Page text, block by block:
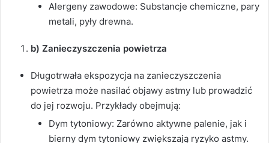
Alergeny zawodowe: Substancje chemiczne, pary
metali, pyły drewna.
b) Zanieczyszczenia powietrza
Długotrwała ekspozycja na zanieczyszczenia
powietrza może nasilać objawy astmy lub prowadzić
do jej rozwoju. Przykłady obejmują:
Dym tytoniowy: Zarówno aktywne palenie, jak i
bierny dym tytoniowy zwiększają ryzyko astmy.